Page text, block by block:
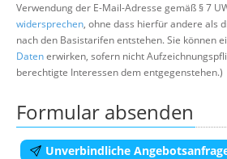
Verwendung der E-Mail-Adresse gemäß § 7
widersprechen, ohne dass hierfür andere als
nach den Basistarifen entstehen. Sie können
Datenerwirken, sofern nicht
berechtigte Interessen dem entgegenstehen.)
Formular absenden
Unverbindliche